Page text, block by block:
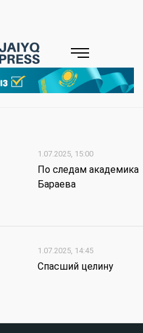
1.07.2025, 15:00
По следам академика
Бараева
1.07.2025, 14:45
Спасший целину